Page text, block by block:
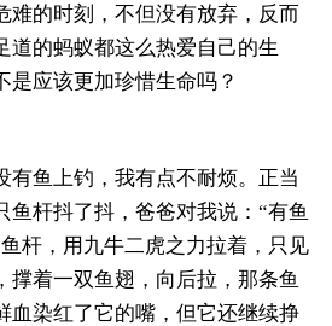
的时刻，不但没有放弃，反而
道的蚂蚁都这么热爱自己的生
是应该更加珍惜生命吗？
鱼上钓，我有点不耐烦。正当
鱼杆抖了抖，爸爸对我说：“有鱼
杆，用九牛二虎之力拉着，只见
撑着一双鱼翅，向后拉，那条鱼
血染红了它的嘴，但它还继续挣